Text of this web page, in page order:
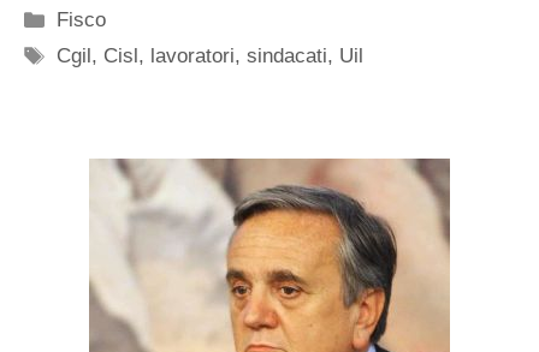
Categorie
Fisco
Tag
Cgil , Cisl , lavoratori,sindacati, Uil